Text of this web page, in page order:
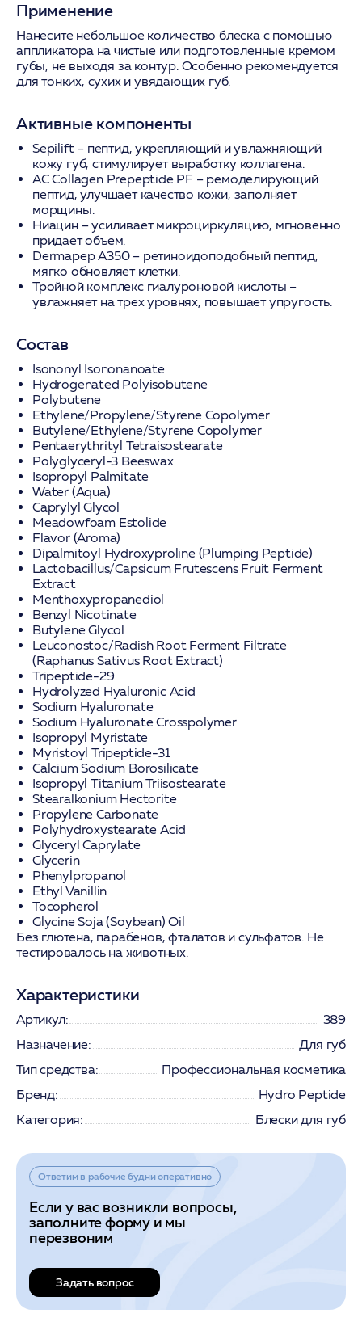
Применение
Нанесите небольшое количество блеска с помощью
аппликатора на чистые или подготовленные кремом
губы, не выходя за контур. Особенно рекомендуется
для тонких, сухих и увядающих губ.
Активные компоненты
Sepilift– пептид, укрепляющий и увлажняющий
кожу губ, стимулирует выработку коллагена.
AC Collagen Prepeptide PF – ремоделирующий
пептид, улучшает качество кожи, заполняет
морщины.
Ниацин– усиливает микроциркуляцию, мгновенно
придает объем.
Dermapep A350– ретиноидоподобный пептид,
мягко обновляет клетки.
Тройной комплекс гиалуроновой кислоты –
увлажняет на трех уровнях, повышает упругость.
Состав
Isononyl Isononanoate
Hydrogenated Polyisobutene
Polybutene
Ethylene/Propylene/Styrene Copolymer
Butylene/Ethylene/Styrene Copolymer
Pentaerythrityl Tetraisostearate
Polyglyceryl-3 Beeswax
Isopropyl Palmitate
Water (Aqua)
Caprylyl Glycol
Meadowfoam Estolide
Flavor (Aroma)
Dipalmitoyl Hydroxyproline (Plumping Peptide)
Lactobacillus/Capsicum Frutescens Fruit Ferment
Extract
Menthoxypropanediol
Benzyl Nicotinate
Butylene Glycol
Leuconostoc/Radish Root Ferment Filtrate
(Raphanus Sativus Root Extract)
Tripeptide-29
Hydrolyzed Hyaluronic Acid
Sodium Hyaluronate
Sodium Hyaluronate Crosspolymer
Isopropyl Myristate
Myristoyl Tripeptide-31
Calcium Sodium Borosilicate
Isopropyl Titanium Triisostearate
Stearalkonium Hectorite
Propylene Carbonate
Polyhydroxystearate Acid
Glyceryl Caprylate
Glycerin
Phenylpropanol
Ethyl Vanillin
Tocopherol
Glycine Soja (Soybean) Oil
Без глютена, парабенов, фталатов и сульфатов. Не
тестировалось на животных.
Характеристики
Артикул:
389
Назначение:
Для губ
Тип средства:
Профессиональная косметика
Бренд:
Hydro Peptide
Категория:
Блески для губ
Ответим в рабочие будни оперативно
Если у вас возникли вопросы,
заполните форму и мы
перезвоним
Задать вопрос